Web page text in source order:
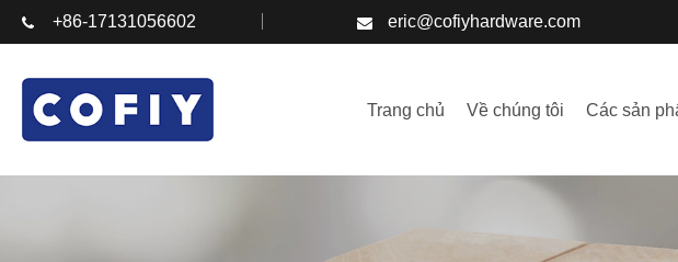
+86-17131056602 eric@cofiyhardware.com
Trang chủ Về chúng tôi Các sản